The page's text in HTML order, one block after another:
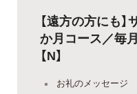
【遠方の方にも
か月コース／毎
【N】
お礼のメッセージ